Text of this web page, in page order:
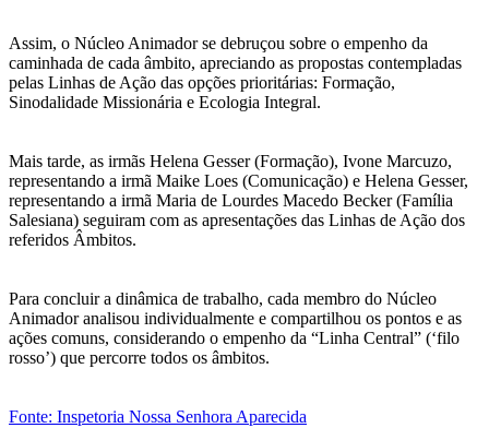
Assim, o Núcleo Animador se debruçou sobre o empenho da
caminhada de cada âmbito, apreciando as propostas contempladas
pelas Linhas de Ação das opções prioritárias: Formação,
Sinodalidade Missionária e Ecologia Integral.
Mais tarde, as irmãs Helena Gesser (Formação), Ivone Marcuzo,
representando a irmã Maike Loes (Comunicação) e Helena Gesser,
representando a irmã Maria de Lourdes Macedo Becker (Família
Salesiana) seguiram com as apresentações das Linhas de Ação dos
referidos Âmbitos.
Para concluir a dinâmica de trabalho, cada membro do Núcleo
Animador analisou individualmente e compartilhou os pontos e as
ações comuns, considerando o empenho da “Linha Central” (‘filo
rosso’) que percorre todos os âmbitos.
Fonte: Inspetoria Nossa Senhora Aparecida